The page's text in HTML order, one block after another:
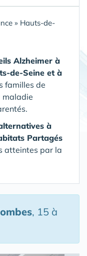
» Hauts-de-
Alzheimer à
de-Seine et à
familles de
maladie
à
Partagés
atteintes par la
, 15 à